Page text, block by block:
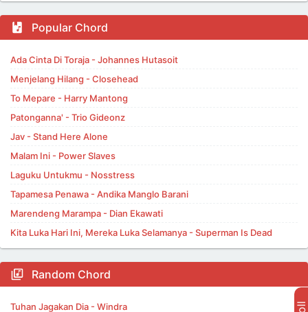
Popular Chord
Ada Cinta Di Toraja - Johannes Hutasoit
Menjelang Hilang - Closehead
To Mepare - Harry Mantong
Patonganna' - Trio Gideonz
Jav - Stand Here Alone
Malam Ini - Power Slaves
Laguku Untukmu - Nosstress
Tapamesa Penawa - Andika Manglo Barani
Marendeng Marampa - Dian Ekawati
Kita Luka Hari Ini, Mereka Luka Selamanya - Superman Is Dead
Random Chord
Tuhan Jagakan Dia - Windra